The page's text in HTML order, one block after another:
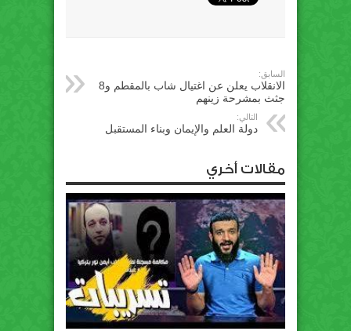
السابق:
الانقلاب يعلن عن اغتيال شاب بالمقطم و8
جثث بمشرحة زينهم
التالي:
دولة العلم والإيمان وبناء المستقبل
مقالات أخري